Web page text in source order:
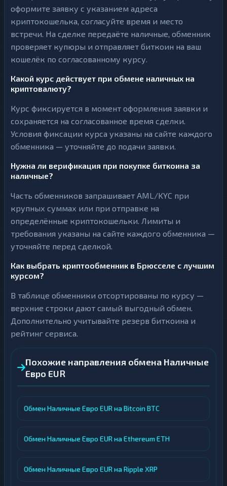
оформите заявку с указанием адреса
криптокошелька, согласуйте время и место
встречи. На сделке передаёте наличные, обменник
проверяет купюры и отправляет биткоин на ваш
кошелёк по согласованному курсу.
Какой курс действует при обмене наличных на
криптовалюту?
Курс фиксируется в момент оформления заявки и
сохраняется на согласованное время сделки.
Условия фиксации курса указаны на сайте каждого
обменника — уточняйте до подачи заявки.
Нужна ли верификация при покупке биткоина за
наличные?
Часть обменников запрашивает AML/KYC при
крупных суммах или при отправке на
определённые криптокошельки. Лимиты и
требования указаны на сайте каждого обменника —
уточняйте перед сделкой.
Как выбрать криптообменник в Брюсселе с лучшим
курсом?
В таблице обменники отсортированы по курсу —
верхние строки дают самый выгодный обмен.
Дополнительно учитывайте резерв биткоина и
рейтинг сервиса.
Похожие направления обмена Наличные
Евро EUR
Обмен Наличные Евро EUR на Bitcoin BTC
Обмен Наличные Евро EUR на Ethereum ETH
Обмен Наличные Евро EUR на Ripple XRP